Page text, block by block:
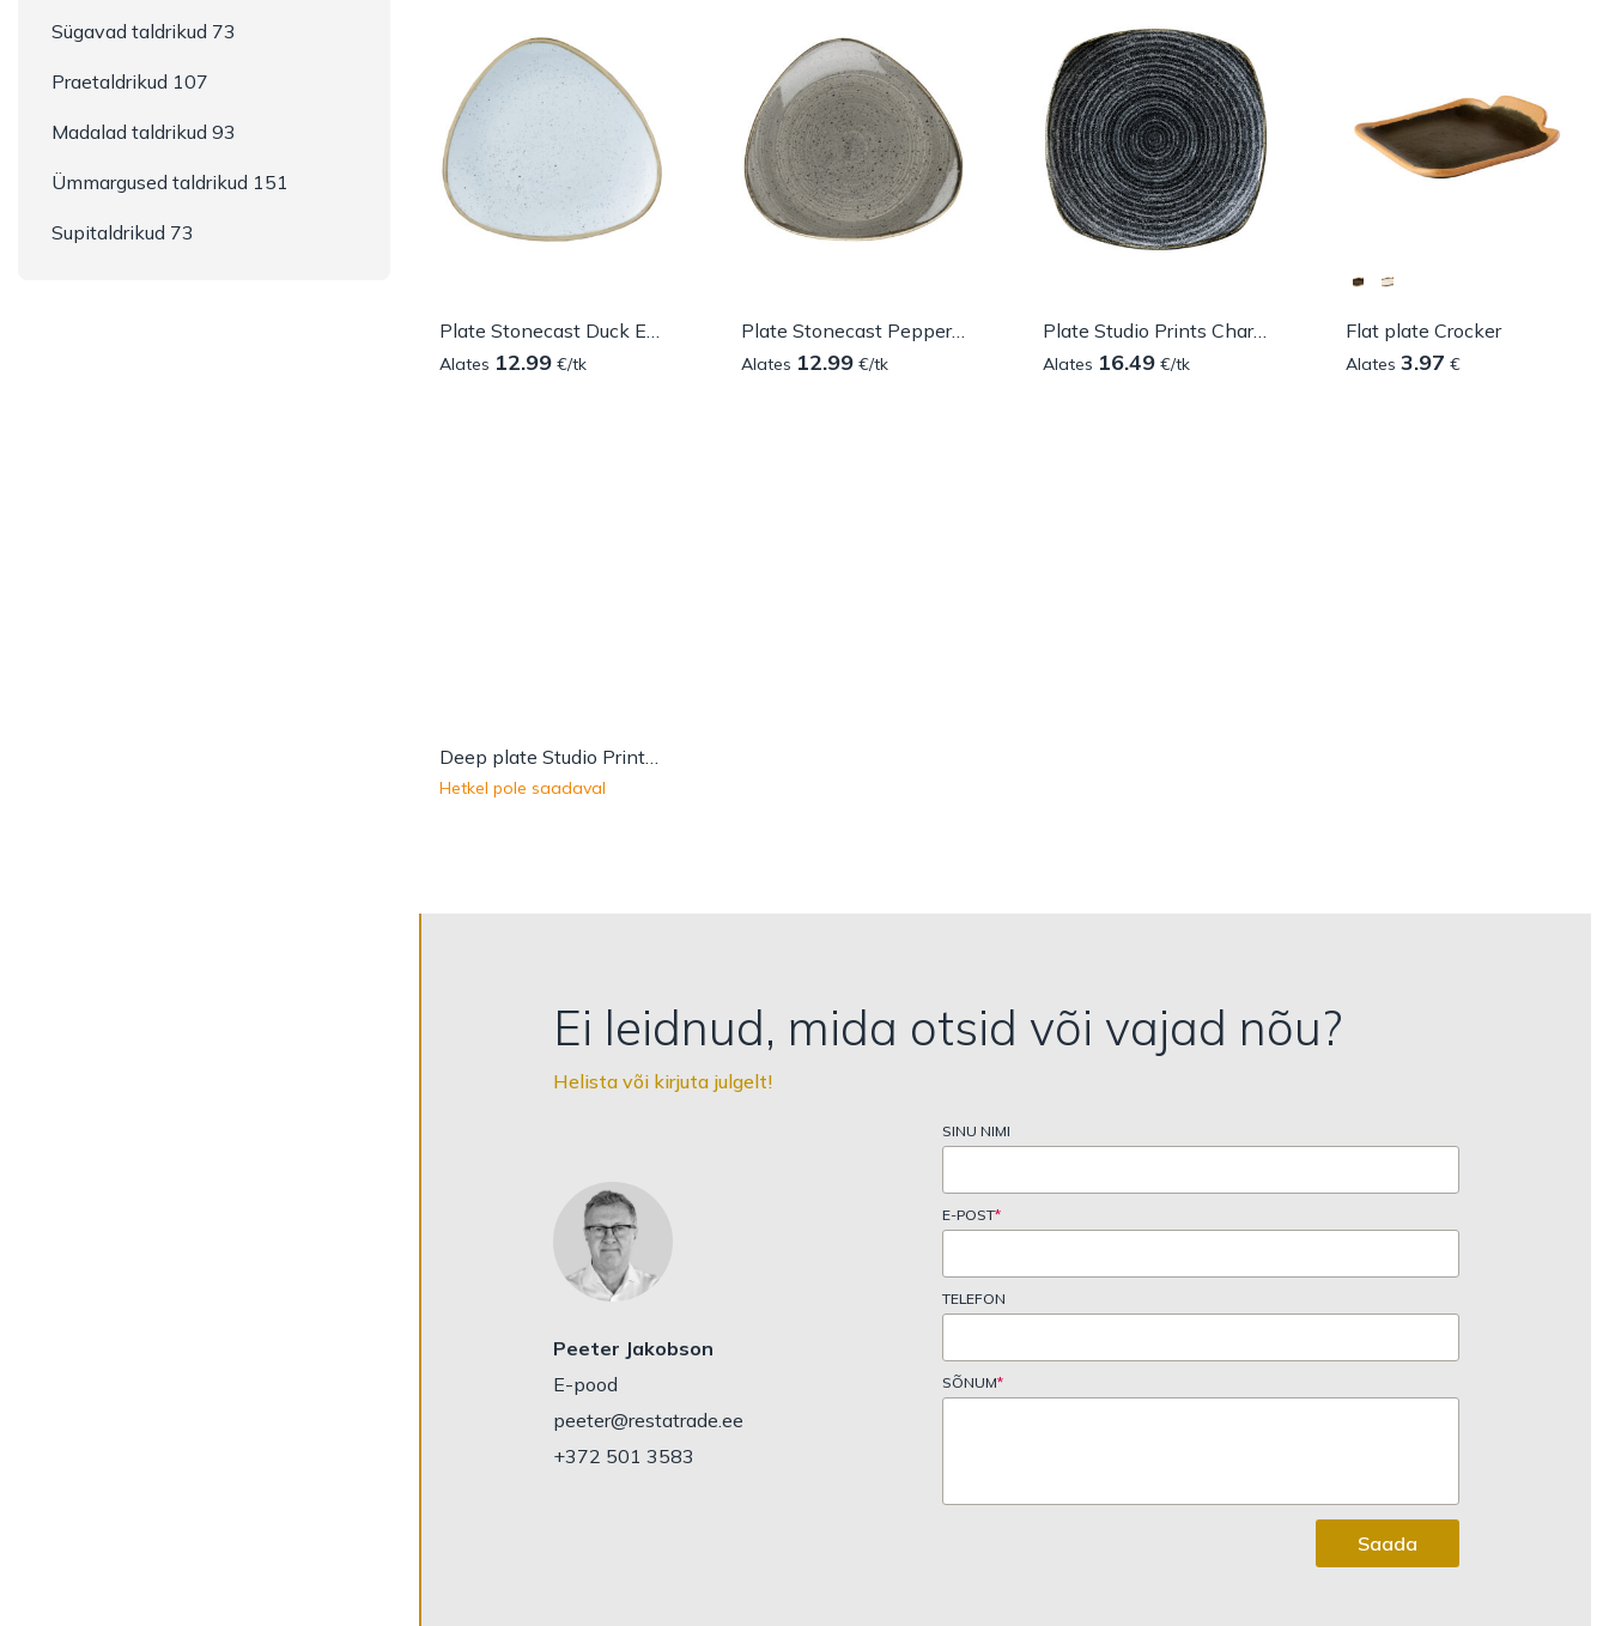
Sügavad taldrikud 73
Praetaldrikud 107
Madalad taldrikud 93
Ümmargused taldrikud 151
Supitaldrikud 73
Alates 12.99€/tk
Plate Stonecast Peppercorn triangular
Alates 12.99€/tk
Plate Studio Prints Charcoal Black square
Alates 16.49 €/tk
Flat plate Crocker
Alates 3.97 €
Deep plate Studio Prints Charcoal Black square
Hetkel pole saadaval
Ei leidnud, mida otsid või vajad nõu?
Helista või kirjuta julgelt!
Peeter Jakobson
E-pood
peeter@restatrade.ee
+372 501 3583
SINU NIMI
E-POST*
TELEFON
SÕNUM*
Saada